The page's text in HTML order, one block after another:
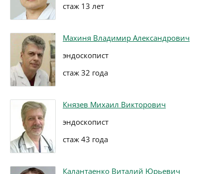
стаж 13 лет
Махиня Владимир Александрович
эндоскопист
стаж 32 года
Князев Михаил Викторович
эндоскопист
стаж 43 года
Калантаенко Виталий Юрьевич